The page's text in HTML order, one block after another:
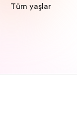
Tüm yaşlar